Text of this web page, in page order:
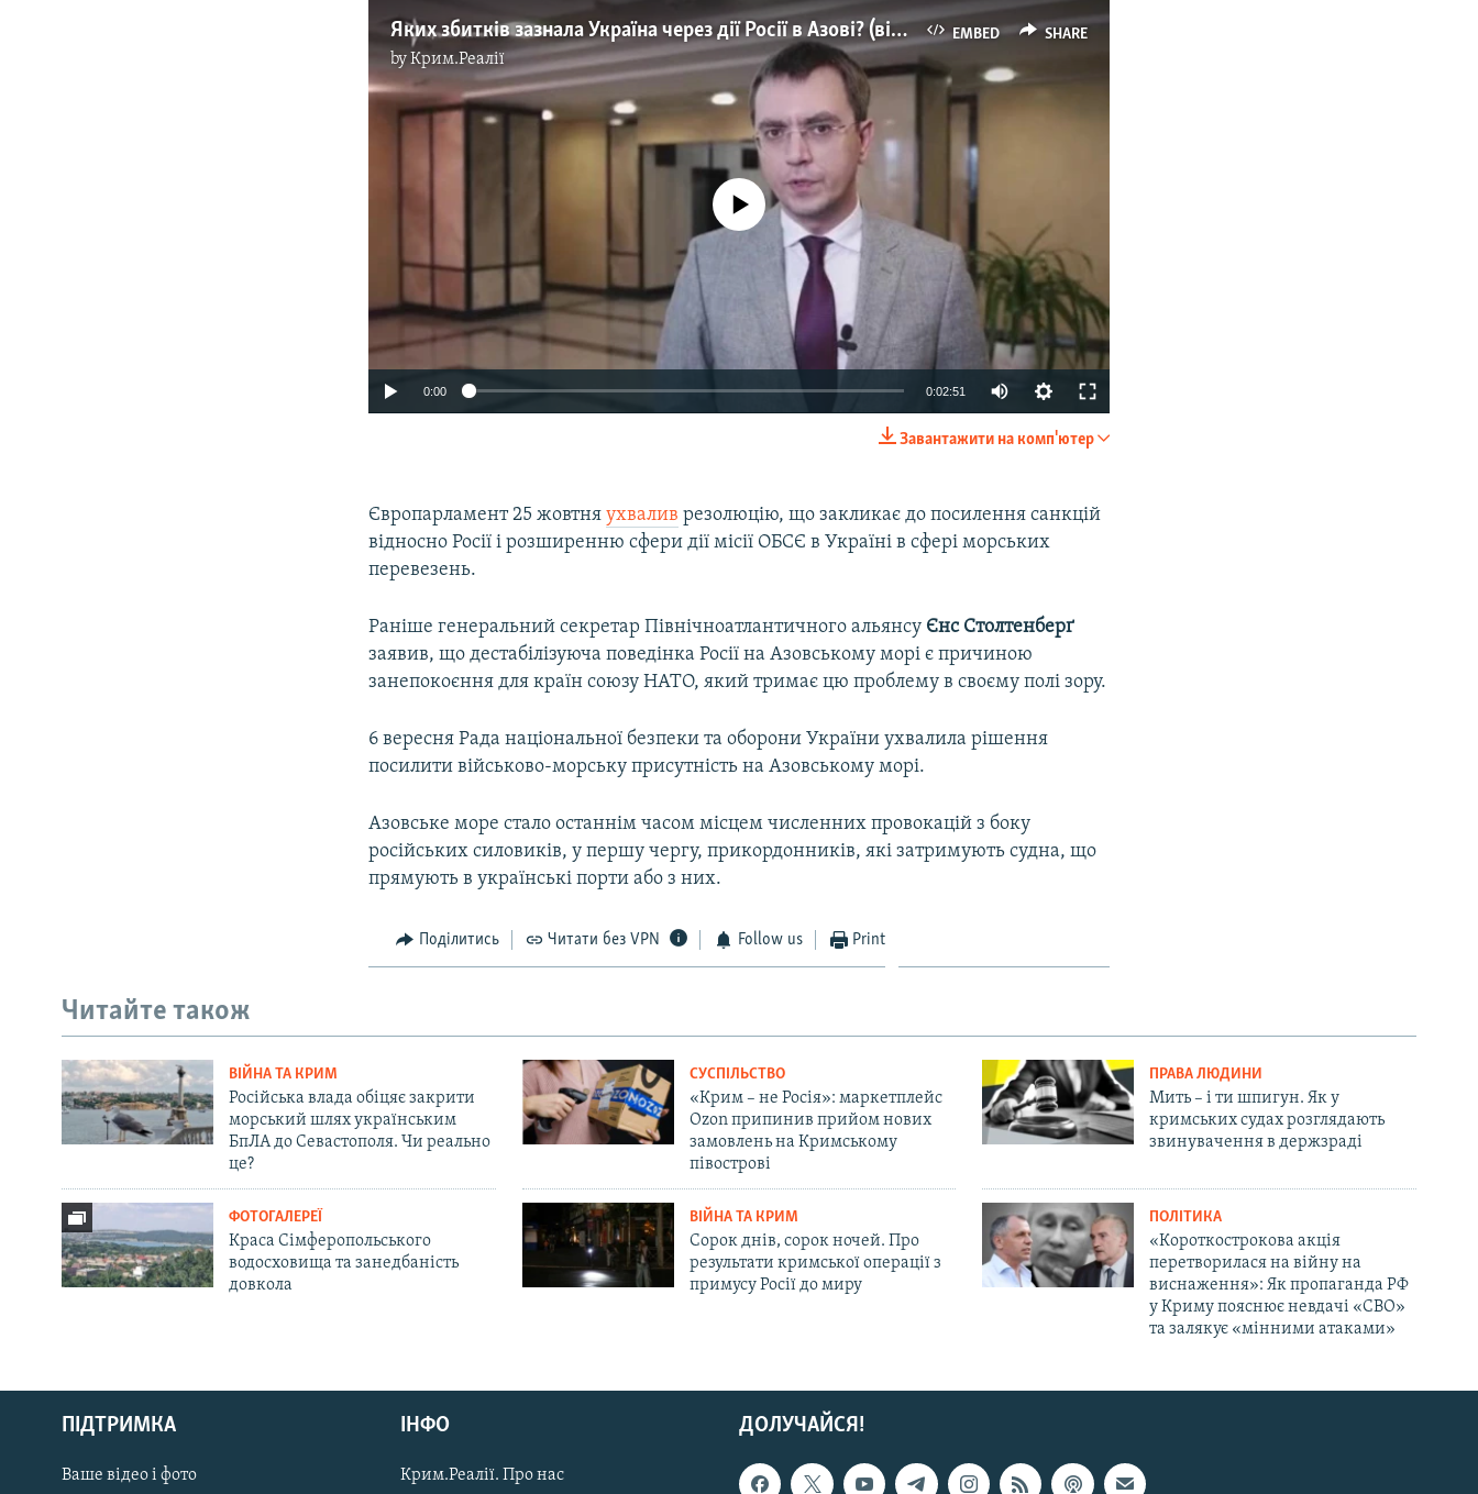
Русский
Qırımtatar
ДОЛУЧАЙСЯ!
EMBED SHARE
Яких збитків зазнала Україна через дії Росії в Азові? (відео)
byКрим.Реалії
No media source currently available
0:00 0:02:51
Завантажити на комп'ютер
Європарламент 25 жовтняухвалив резолюцію, що закликає до посилення санкцій
відносно Росії і розширенню сфери дії місії ОБСЄ в Україні в сфері морських
перевезень.
Раніше генеральний секретар Північноатлантичного альянсу Єнс Столтенберґ
заявив, що дестабілізуюча поведінка Росії на Азовському морі є причиною
занепокоєння для країн союзу НАТО, який тримає цю проблему в своєму полі зору.
6 вересня Рада національної безпеки та оборони України ухвалила рішення
посилити військово-морську присутність на Азовському морі.
Азовське море стало останнім часом місцем численних провокацій з боку
російських силовиків, у першу чергу, прикордонників, які затримують судна, що
прямують в українські порти або з них.
Поділитись Читати без VPN Follow us Print
Читайте також
ВІЙНА ТА КРИМ
Російська влада обіцяє закрити
морський шлях українським
БпЛА до Севастополя. Чи реально
це?
СУСПІЛЬСТВО
«Крим – не Росія»: маркетплейс
Ozon припинив прийом нових
замовлень на Кримському
півострові
ПРАВА ЛЮДИНИ
Мить – і ти шпигун. Як у
кримських судах розглядають
звинувачення в держзраді
ФОТОГАЛЕРЕЇ
Краса Сімферопольського
водосховища та занедбаність
довкола
ВІЙНА ТА КРИМ
Сорок днів, сорок ночей. Про
результати кримської операції з
примусу Росії до миру
ПОЛІТИКА
«Короткострокова акція
перетворилася на війну на
виснаження»: Як пропаганда РФ
у Криму пояснює невдачі «СВО»
та залякує «мінними атаками»
ДОЛУЧАЙСЯ!
ПІДТРИМКА
Ваше відео і фото
ІНФО
Крим.Реалії. Про нас